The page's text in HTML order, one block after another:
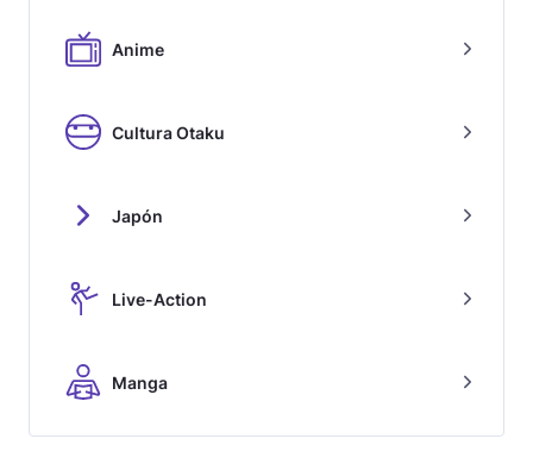
Anime
Cultura Otaku
Japón
Live-Action
Manga